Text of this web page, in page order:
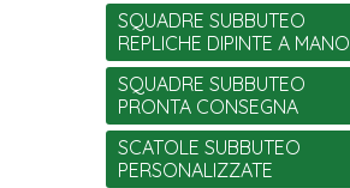
SQUADRE SUBBUTEO
REPLICHE DIPINTE A MANO
SQUADRE SUBBUTEO
PRONTA CONSEGNA
SCATOLE SUBBUTEO
PERSONALIZZATE